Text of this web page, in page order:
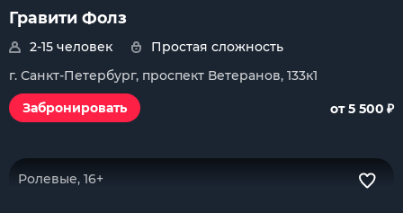
Гравити Фолз
2-15 человек
Простая сложность
г. Санкт-Петербург, проспект Ветеранов, 133к1
Забронировать
от 5 500 ₽
Ролевые, 16+